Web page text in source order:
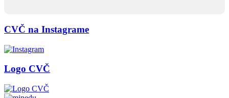
CVČ na Instagrame
Logo CVČ